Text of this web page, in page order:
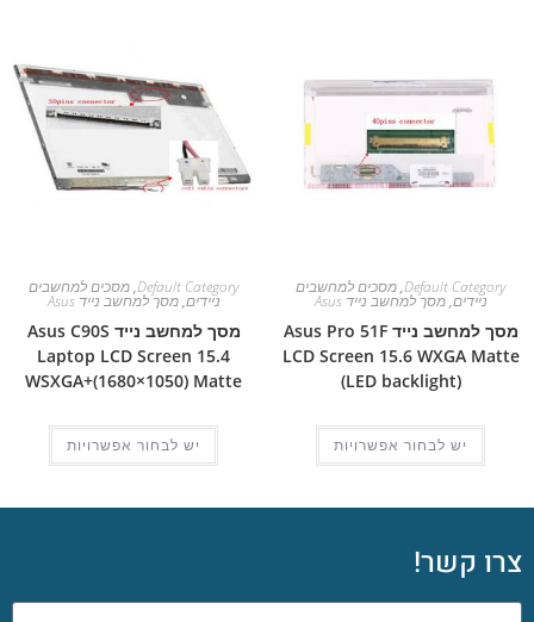
Default Category
,מסכים למחשבים
ניידים,מסך למחשב נייד Asus
מסך למחשב נייד Asus Pro 51F
LCD Screen 15.6 WXGA Matte
(LED backlight)
יש לבחור אפשרויות
Default Category
,מסכים למחשבים
ניידים,מסך למחשב נייד Asus
מסך למחשב נייד Asus C90S
Laptop LCD Screen 15.4
WSXGA+(1680×1050) Matte
יש לבחור אפשרויות
צרו קשר!